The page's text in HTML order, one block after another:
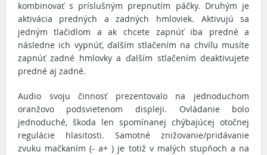
kombinovať s príslušným prepnutím páčky. Druhým je
aktivácia predných a zadných hmloviek. Aktivujú sa
jedným tlačidlom a ak chcete zapnúť iba predné a
následne ich vypnúť, ďalším stlačením na chvíľu musíte
zapnúť zadné hmlovky a ďalším stlačením deaktivujete
predné aj zadné.
Audio svoju činnosť prezentovalo na jednoduchom
oranžovo podsvietenom displeji. Ovládanie bolo
jednoduché, škoda len spomínanej chýbajúcej otočnej
regulácie hlasitosti. Samotné znižovanie/pridávanie
zvuku mačkaním (- a+ ) je totiž v malých stupňoch a na